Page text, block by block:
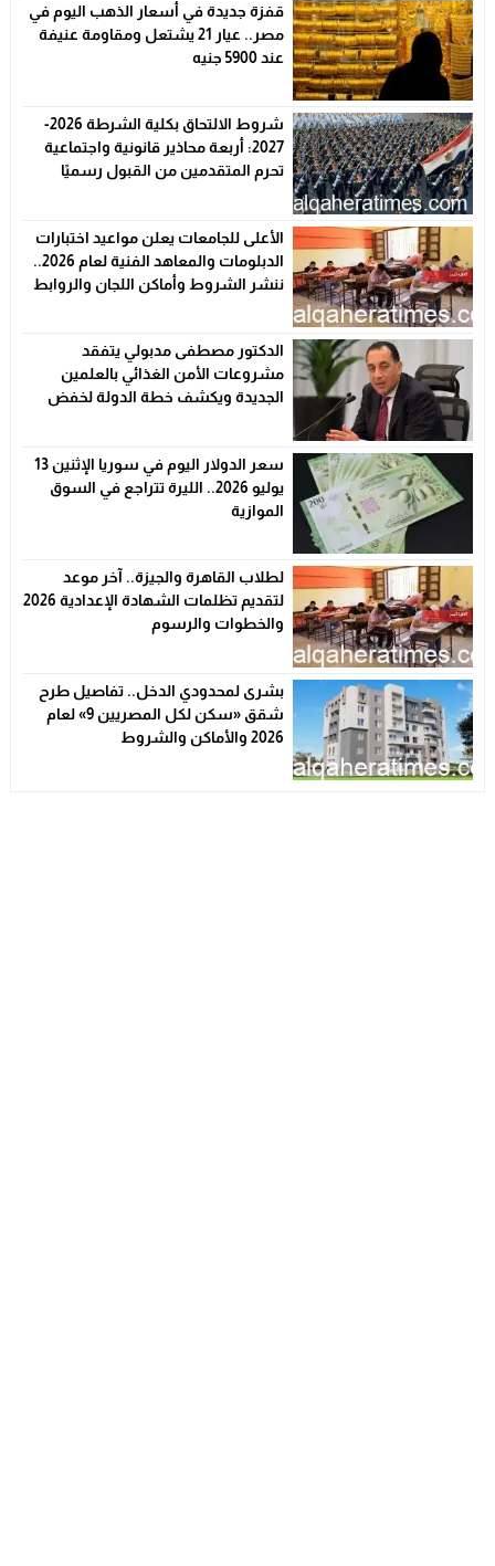
قفزة جديدة في أسعار الذهب اليوم في
مصر.. عيار 21 يشتعل ومقاومة عنيفة
عند 5900 جنيه
شروط الالتحاق بكلية الشرطة 2026-
2027: أربعة محاذير قانونية واجتماعية
تحرم المتقدمين من القبول رسميًا
الأعلى للجامعات يعلن مواعيد اختبارات
الدبلومات والمعاهد الفنية لعام 2026..
ننشر الشروط وأماكن اللجان والروابط
الدكتور مصطفى مدبولي يتفقد
مشروعات الأمن الغذائي بالعلمين
الجديدة ويكشف خطة الدولة لخفض
سعر الدولار اليوم في سوريا الإثنين 13
يوليو 2026.. الليرة تتراجع في السوق
الموازية
لطلاب القاهرة والجيزة.. آخر موعد
لتقديم تظلمات الشهادة الإعدادية 2026
والخطوات والرسوم
بشرى لمحدودي الدخل.. تفاصيل طرح
شقق «سكن لكل المصريين 9» لعام
2026 والأماكن والشروط